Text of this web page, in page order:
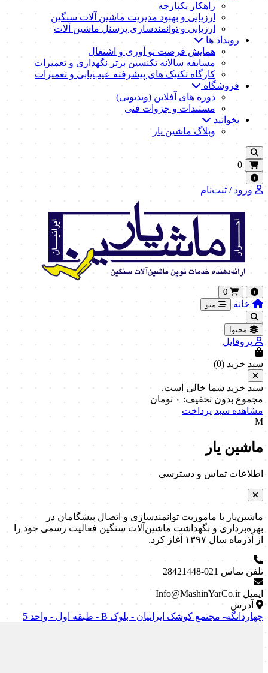
راهکار یکپارچه
ارزیابی و بهبود مدیریت ماشین آلات سنگین
ارزیابی و توانمندسازی پرسنل ماشین آلات
رویداد ها
همایش فرصت نو آوری و اشتغال
مسابقه سالانه تکنسین برتر نگهداری و تعمیرات
کارگاه تکنیک‌ های پیشرفته عیب‌یابی و تعمیرات
فروشگاه
دوره های آفلاین (ویدیویی)
مستندات و جزوات فنی
بخوانید
وبلاگ ماشین یار
0
ورود / ثبت‌نام
0
خانه منو
محتوا
پروفایل
سبد خرید (0
)
سبد خرید شما خالی است.
مجموع بدون تخفیف: ۰ تومان
مشاهده سبد پرداخت
M
ماشین یار
اطلاعات تماس و دسترسی
ماشین‌یار با ماموریت توانمندسازی و اتصال پیشگامان در
بهره‌برداری و نگهداشت ماشین‌آلات سنگین فعالیت رسمی خود را
از آذرماه سال ۱۳۹۷ آغاز کرد.
تلفن تماس 021-28421448
ایمیل Info@MashinYarCo.ir
آدرس
چهاردانگه- مجتمع کوشک ایرانیان - بلوک B - طبقه اول - واحد 5